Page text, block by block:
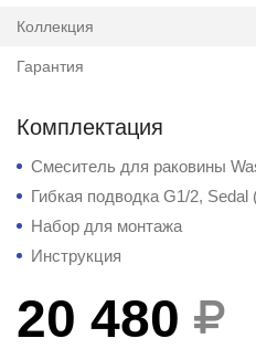
Коллекция
Гарантия
Комплектация
Смеситель для раковины
Гибкая подводка G1/2, Sedal
Набор для монтажа
Инструкция
20 480